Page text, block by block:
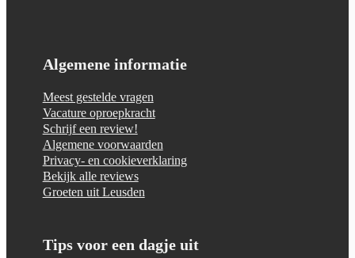
Algemene informatie
Meest gestelde vragen
Vacature oproepkracht
Schrijf een review!
Algemene voorwaarden
Privacy- en cookieverklaring
Bekijk alle reviews
Groeten uit Leusden
Tips voor een dagje uit